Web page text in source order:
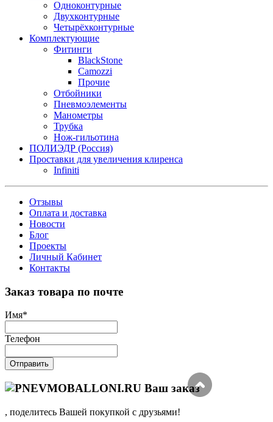
Одноконтурные
Двухконтурные
Четырёхконтурные
Комплектующие
Фитинги
BlackStone
Camozzi
Прочие
Отбойники
Пневмоэлементы
Манометры
Трубка
Нож-гильотина
ПОЛИЭДР (Россия)
Проставки для увеличения клиренса
Infiniti
Отзывы
Оплата и доставка
Новости
Блог
Проекты
Личный Кабинет
Контакты
Заказ товара по почте
Имя*
Телефон
Отправить
Ваш заказ
, поделитесь Вашей покупкой с друзьями!